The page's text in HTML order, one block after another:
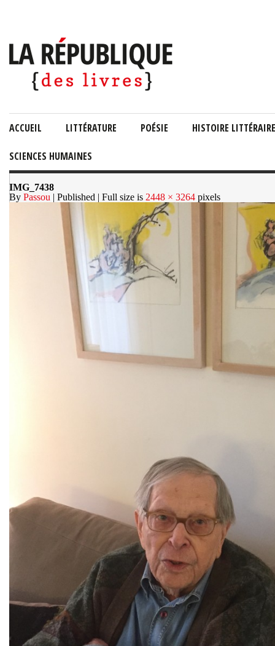
ACCUEIL LITTÉRATURE POÉSIE HISTOIRE LITTÉRAIRE
SCIENCES HUMAINES
IMG_7438
By Passou | Published | Full size is 2448 × 3264 pixels